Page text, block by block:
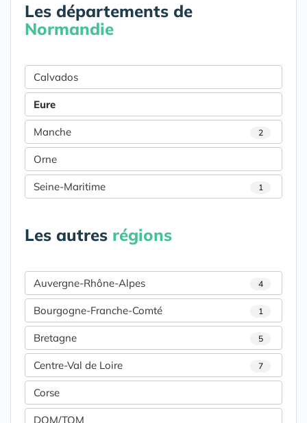
Les départements de
Normandie
Calvados
Eure
Manche 2
Orne
Seine-Maritime 1
Les autres régions
Auvergne-Rhône-Alpes 4
Bourgogne-Franche-Comté 1
Bretagne 5
Centre-Val de Loire 7
Corse
DOM/TOM